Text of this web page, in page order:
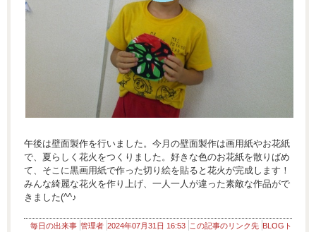
午後は壁面製作を行いました。今月の壁面製作は画用紙やお花紙
で、夏らしく花火をつくりました。好きな色のお花紙を散りばめ
て、そこに黒画用紙で作った切り絵を貼ると花火が完成します！
みんな綺麗な花火を作り上げ、一人一人が違った素敵な作品がで
きました(^^♪
毎日の出来事 管理者 2024年07月31日 16:53 この記事のリンク先 BLOGト